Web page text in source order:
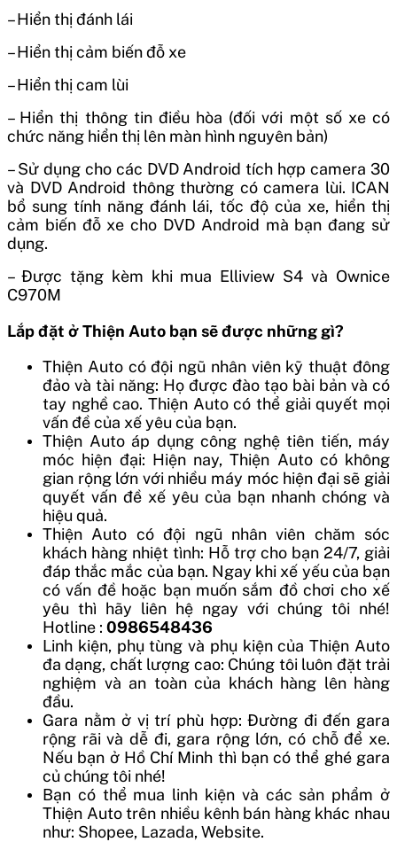
– Hiển thị đánh lái
– Hiển thị cảm biến đỗ xe
– Hiển thị cam lùi
– Hiển thị thông tin điều hòa (đối với một số xe có
chức năng hiển thị lên màn hình nguyên bản)
– Sử dụng cho các DVD Android tích hợp camera 30
và DVD Android thông thường có camera lùi. ICAN
bổ sung tính năng đánh lái, tốc độ của xe, hiển thị
cảm biến đỗ xe cho DVD Android mà bạn đang sử
dụng.
– Được tặng kèm khi mua Elliview S4 và Ownice
C970M
Lắp đặt ở Thiện Auto bạn sẽ được những gì?
Thiện Auto có đội ngũ nhân viên kỹ thuật đông
đảo và tài năng: Họ được đào tạo bài bản và có
tay nghề cao. Thiện Auto có thể giải quyết mọi
vấn đề của xế yêu của bạn.
Thiện Auto áp dụng công nghệ tiên tiến, máy
móc hiện đại: Hiện nay, Thiện Auto có không
gian rộng lớn với nhiều máy móc hiện đại sẽ giải
quyết vấn đề xế yêu của bạn nhanh chóng và
hiệu quả.
Thiện Auto có đội ngũ nhân viên chăm sóc
khách hàng nhiệt tình: Hỗ trợ cho bạn 24/7, giải
đáp thắc mắc của bạn. Ngay khi xế yếu của bạn
có vấn đề hoặc bạn muốn sắm đồ chơi cho xế
yêu thì hãy liên hệ ngay với chúng tôi nhé!
Hotline : 0986548436
Linh kiện, phụ tùng và phụ kiện của Thiện Auto
đa dạng, chất lượng cao: Chúng tôi luôn đặt trải
nghiệm và an toàn của khách hàng lên hàng
đầu.
Gara nằm ở vị trí phù hợp: Đường đi đến gara
rộng rãi và dễ đi, gara rộng lớn, có chỗ để xe.
Nếu bạn ở Hồ Chí Minh thì bạn có thể ghé gara
củ chúng tôi nhé!
Bạn có thể mua linh kiện và các sản phẩm ở
Thiện Auto trên nhiều kênh bán hàng khác nhau
như: Shopee, Lazada, Website.